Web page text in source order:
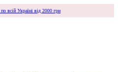
всій Україні від 2000 грн